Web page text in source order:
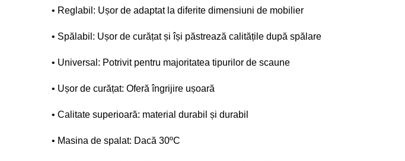
• Reglabil: Ușor de adaptat la diferite dimensiuni de mobilier
• Spălabil: Ușor de curățat și își păstrează calitățile după spălare
• Universal: Potrivit pentru majoritatea tipurilor de scaune
• Ușor de curățat: Oferă îngrijire ușoară
• Calitate superioară: material durabil și durabil
• Masina de spalat: Dacă 30ºC